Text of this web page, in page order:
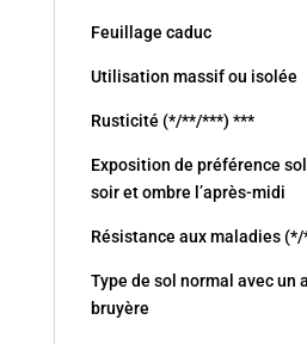
Feuillage caduc
Utilisation massif ou isolée
Rusticité (*/**/***) ***
Exposition de préférence
soir et ombre l’après-midi
Résistance aux maladies
Type de sol normal avec un
bruyère